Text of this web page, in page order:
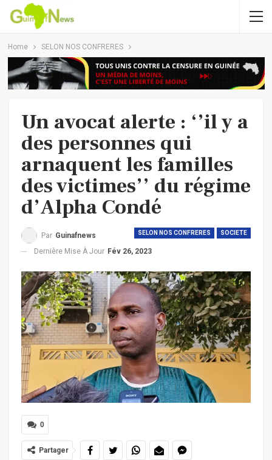
Home SELON NOS CONFRERES
Un avocat alerte : ‘’il y a
des personnes qui
arnaquent les familles
des victimes’’ du régime
d’Alpha Condé
SELON NOS CONFRERES SOCIETE
Par Guinafnews
Dernière Mise À Jour Fév 26, 2023
0
Partager